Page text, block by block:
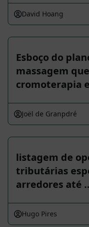
David Hoang
Esboço do
massagem
cromoterapia
Joël de Granpdré
listagem de
tributárias
arredores até
Hugo Pires